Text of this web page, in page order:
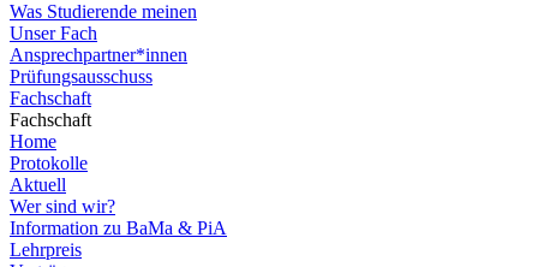
Was Studierende meinen
Unser Fach
Ansprechpartner*innen
Prüfungsausschuss
Fachschaft
Fachschaft
Home
Protokolle
Aktuell
Wer sind wir?
Information zu BaMa & PiA
Lehrpreis